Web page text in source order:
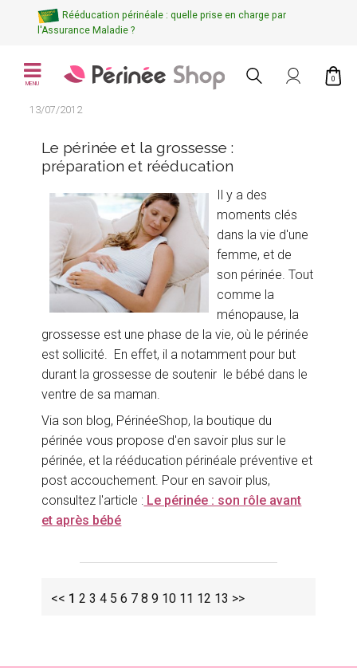
Rééducation périnéale : quelle prise en charge par
l'Assurance Maladie ?
MENU
0
13/07/2012
Le périnée et la grossesse :
préparation et rééducation
Il y a des
moments clés
dans la vie d'une
femme, et de
son périnée. Tout
comme la
ménopause, la
grossesse est une phase de la vie, où le périnée
est sollicité. En effet, il a notamment pour but
durant la grossesse de soutenir le bébé dans le
ventre de sa maman.
Via son blog, PérinéeShop, la boutique du
périnée vous propose d'en savoir plus sur le
périnée, et la rééducation périnéale préventive et
post accouchement. Pour en savoir plus,
consultez l'article : Le périnée : son rôle avant
et après bébé
<< 1 2 3 4 5 6 7 8 9 10 11 12 13 >>